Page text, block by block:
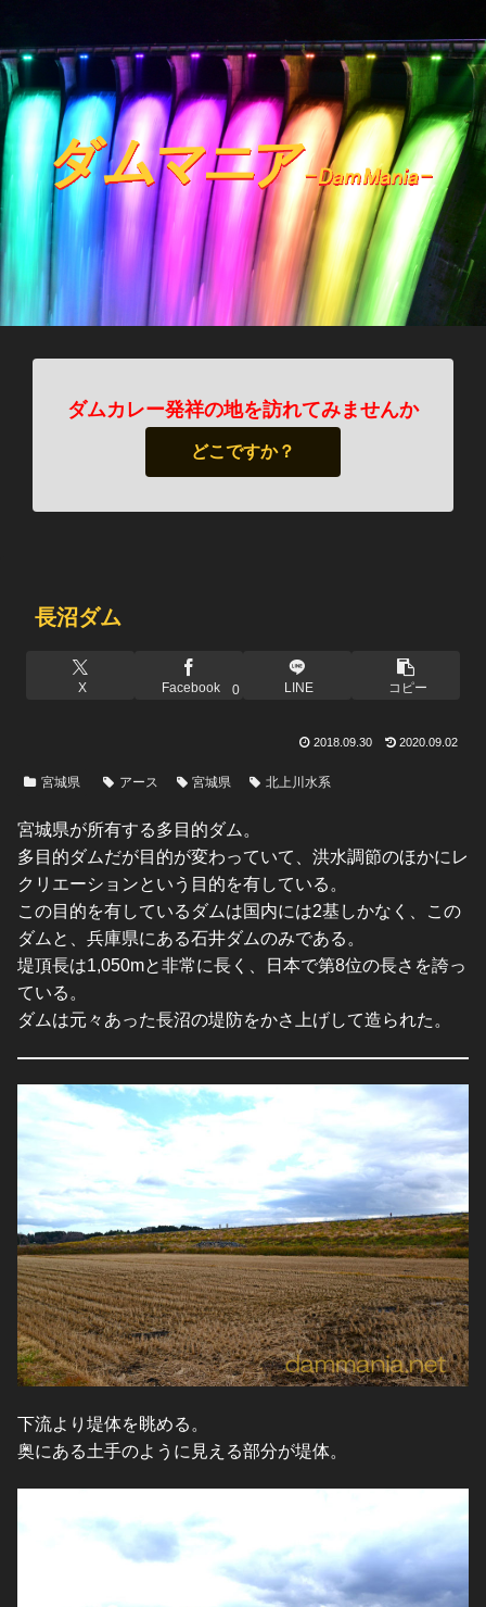
ダムカレー発祥の地を訪れてみませんか
どこですか？
長沼ダム
X Facebook 0 LINE コピー
2018.09.30 2020.09.02
宮城県 アース 宮城県 北上川水系
宮城県が所有する多目的ダム。
多目的ダムだが目的が変わっていて、洪水調節のほかにレ
クリエーションという目的を有している。
この目的を有しているダムは国内には2基しかなく、この
ダムと、兵庫県にある石井ダムのみである。
堤頂長は1,050mと非常に長く、日本で第8位の長さを誇っ
ている。
ダムは元々あった長沼の堤防をかさ上げして造られた。
下流より堤体を眺める。
奥にある土手のように見える部分が堤体。